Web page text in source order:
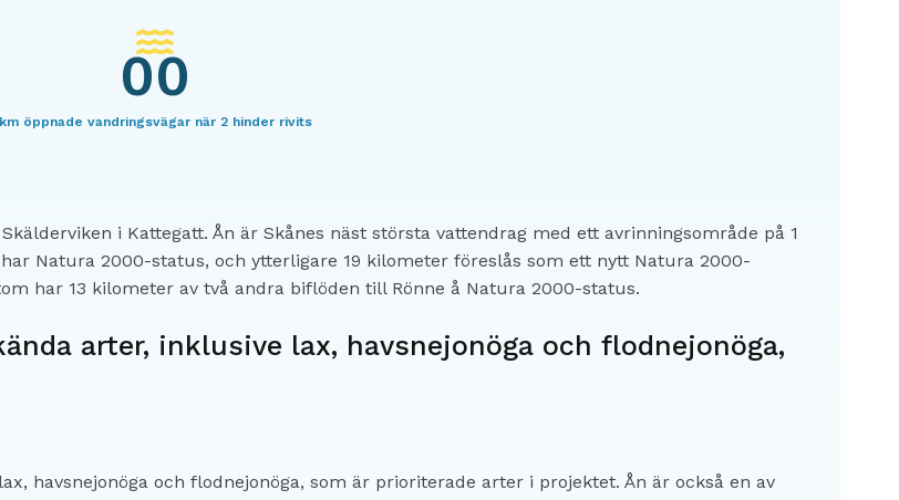
00
km öppnade vandringsvägar när 2 hinder rivits
i Kattegatt. Ån är Skånes näst största vattendrag med ett avrinningsområde på 1
Natura 2000-status, och ytterligare 19 kilometer föreslås som ett nytt Natura 2000-
har 13 kilometer av två andra biflöden till Rönne å Natura 2000-status.
arter, inklusive lax, havsnejonöga och flodnejonöga,
havsnejonöga och flodnejonöga, som är prioriterade arter i projektet. Ån är också en av